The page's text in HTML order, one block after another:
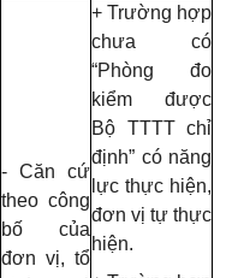
- Căn cứ
theo công
bố của
đơn vị, tổ
+ Trường hợp
chưa có
“Phòng đo
kiểm được
Bộ TTTT chỉ
định” có năng
lực thực hiện,
đơn vị tự thực
hiện.